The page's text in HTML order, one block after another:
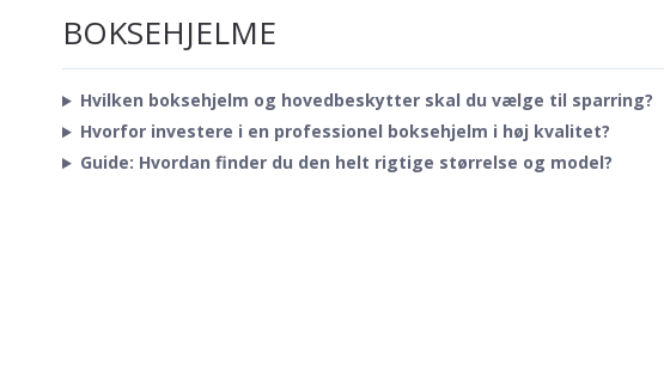
BOKSEHJELME
Hvilken boksehjelm og hovedbeskytter skal du vælge til sparring?
Hvorfor investere i en professionel boksehjelm i høj kvalitet?
Guide: Hvordan finder du den helt rigtige størrelse og model?